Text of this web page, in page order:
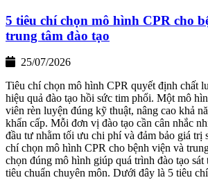
5 tiêu chí chọn mô hình CPR cho
trung tâm đào tạo
25/07/2026
Tiêu chí chọn mô hình CPR quyết định chất
hiệu quả đào tạo hồi sức tim phổi. Một mô
viên rèn luyện đúng kỹ thuật, nâng cao khả
khẩn cấp. Mỗi đơn vị đào tạo cần cân nhắc
đầu tư nhằm tối ưu chi phí và đảm bảo giá trị
chí chọn mô hình CPR cho bệnh viện và
chọn đúng mô hình giúp quá trình đào tạo sát
tiêu chuẩn chuyên môn. Dưới đây là 5 tiêu